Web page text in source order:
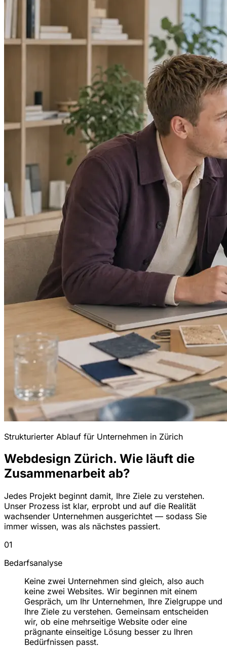
Strukturierter Ablauf für Unternehmen in Zürich
Webdesign Zürich. Wie läuft die
Zusammenarbeit ab?
Jedes Projekt beginnt damit, Ihre Ziele zu verstehen.
Unser Prozess ist klar, erprobt und auf die Realität
wachsender Unternehmen ausgerichtet — sodass Sie
immer wissen, was als nächstes passiert.
01
Bedarfsanalyse
Keine zwei Unternehmen sind gleich, also auch
keine zwei Websites. Wir beginnen mit einem
Gespräch, um Ihr Unternehmen, Ihre Zielgruppe und
Ihre Ziele zu verstehen. Gemeinsam entscheiden
wir, ob eine mehrseitige Website oder eine
prägnante einseitige Lösung besser zu Ihren
Bedürfnissen passt.